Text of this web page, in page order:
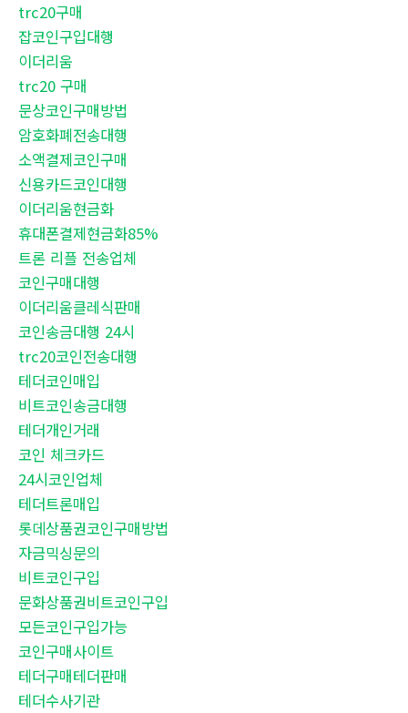
trc20구매
잡코인구입대행
이더리움
trc20 구매
문상코인구매방법
암호화폐전송대행
소액결제코인구매
신용카드코인대행
이더리움현금화
휴대폰결제현금화85%
트론 리플 전송업체
코인구매대행
이더리움클레식판매
코인송금대행 24시
trc20코인전송대행
테더코인매입
비트코인송금대행
테더개인거래
코인 체크카드
24시코인업체
테더트론매입
롯데상품권코인구매방법
자금믹싱문의
비트코인구입
문화상품권비트코인구입
모든코인구입가능
코인구매사이트
테더구매테더판매
테더수사기관